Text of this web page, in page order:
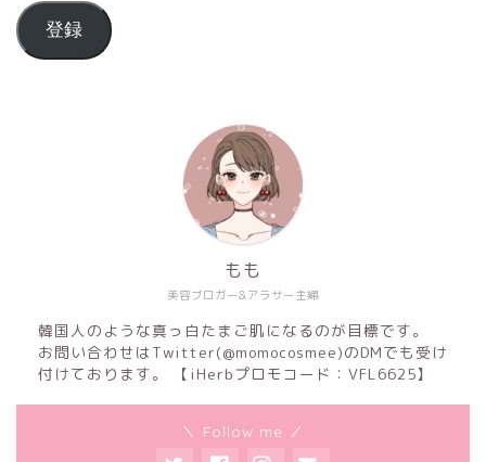
登録
美容ブロガー&アラサー主婦
もも
韓国人のような真っ白たまご肌になるのが目標です。
お問い合わせはTwitter(@momocosmee)のDMでも受け
付けております。 【iHerbプロモコード：VFL6625】
＼ Follow me ／